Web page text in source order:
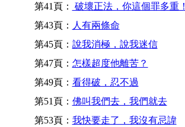
第41頁：
破壞正法，你這個罪多重！
第43頁： 人有兩條命
第45頁： 說我消極，說我迷信
第47頁： 怎樣超度他離苦？
第49頁： 看得破，忍不過
第51頁： 佛叫我們去，我們就去
第53頁： 我快要走了，我沒有忌諱